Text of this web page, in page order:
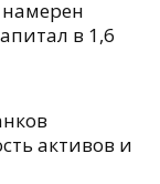
в 1,6
активов и